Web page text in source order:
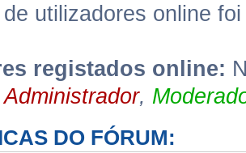
utilizadores online
registados online:
Administrador,
DO FÓRUM: